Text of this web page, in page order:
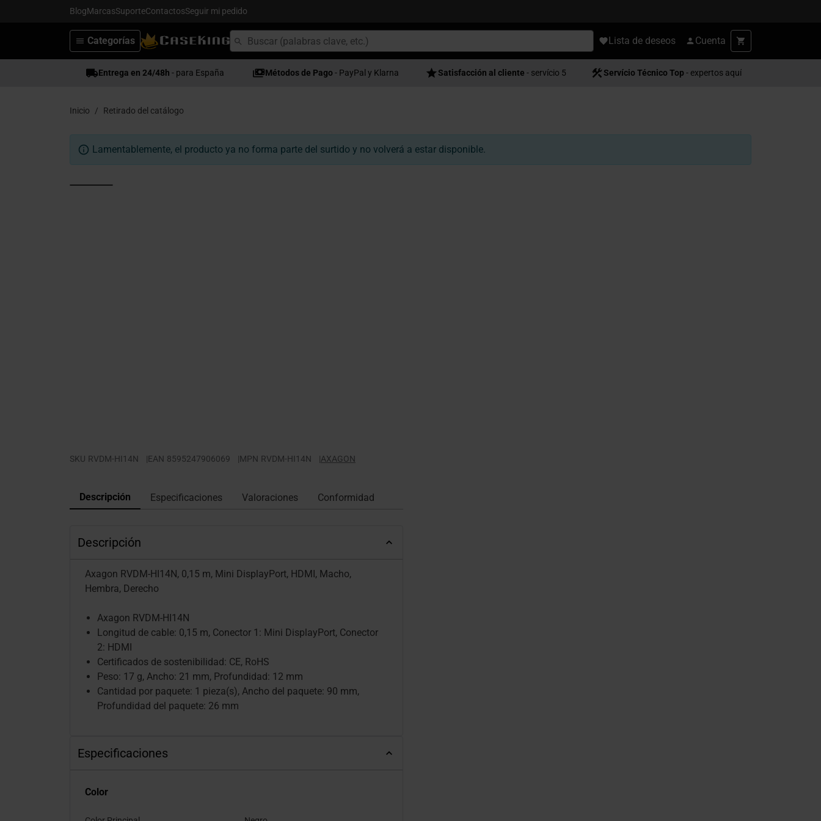
BlogMarcasSuporteContactosSeguir mi pedido
Lista de deseos Cuenta
Categorías
Entrega en 24/48h - para España Métodos de Pago - PayPal y Klarna Satisfacción al cliente - servício 5 Servício Técnico Top - expertos aquí
Inicio Retirado del catálogo
Lamentablemente, el producto ya no forma parte del surtido y no volverá a estar disponible.
SKU RVDM-HI14N |EAN 8595247906069 |MPN RVDM-HI14N |AXAGON
Descripción Especificaciones Valoraciones Conformidad
Descripción
Axagon RVDM-HI14N, 0,15 m, Mini DisplayPort, HDMI, Macho,
Hembra, Derecho
Axagon RVDM-HI14N
Longitud de cable: 0,15 m, Conector 1: Mini DisplayPort, Conector
2: HDMI
Certificados de sostenibilidad: CE, RoHS
Peso: 17 g, Ancho: 21 mm, Profundidad: 12 mm
Cantidad por paquete: 1 pieza(s), Ancho del paquete: 90 mm,
Profundidad del paquete: 26 mm
Especificaciones
Color